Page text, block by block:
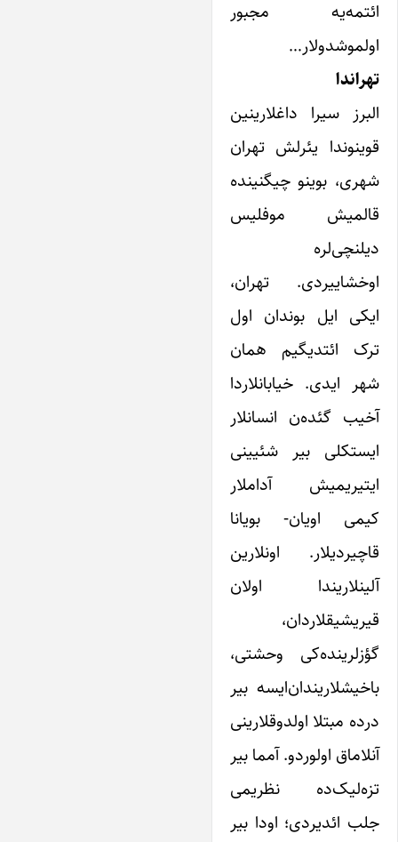
ائتمه‌یه مجبور
اولموشدولار…
تهراندا
البرز سیرا داغلارینین
قوینوندا یئرلش تهران
شهری، بوینو چیگنینده
قالمیش موفلیس
دیلنچی‌لره
اوخشاییردی. تهران،
ایکی ایل بوندان اول
ترک ائتدیگیم همان
شهر ایدی. خیابانلاردا
آخیب گئده‌ن انسانلار
ایستکلی بیر شئیینی
ایتیریمیش آداملار
کیمی اویان- بویانا
قاچیردیلار. اونلارین
آلینلاریندا اولان
قیریشیقلاردان،
گؤزلرینده‌کی وحشتی،
باخیشلاریندان‌ایسه بیر
درده مبتلا اولدوقلارینی
آنلاماق اولوردو. آمما بیر
تزه‌لیک‌ده نظریمی
جلب ائدیردی؛ اودا بیر